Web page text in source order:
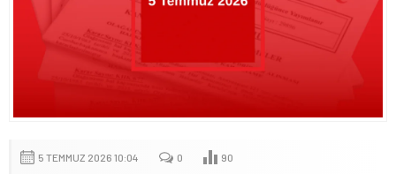
5 TEMMUZ 2026 10:04 0 90